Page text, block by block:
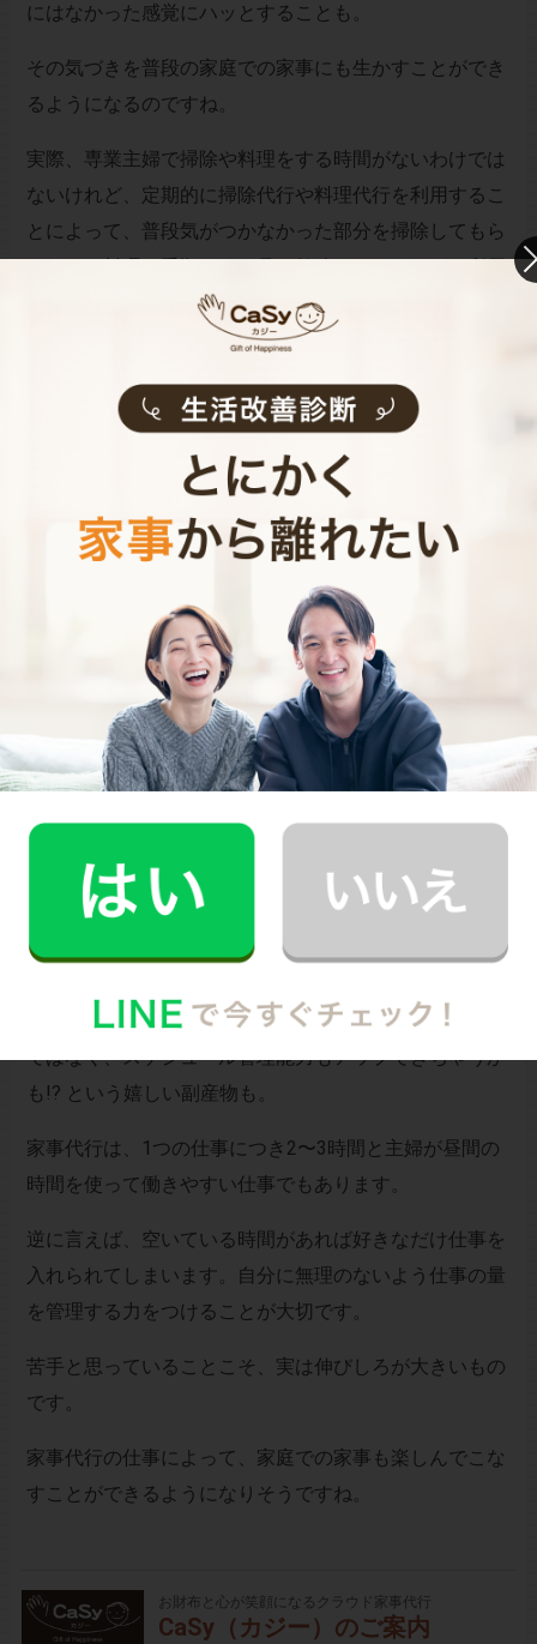
にはなかった感覚にハッとすることも。
その気づきを普段の家庭での家事にも生かすことができ
るようになるのですね。
実際、専業主婦で掃除や料理をする時間がないわけでは
ないけれど、定期的に掃除代行や料理代行を利用するこ
とによって、普段気がつかなかった部分を掃除してもら
ったり、料理の手順などを見て勉強したり、という利用
者も意外に多いのです。
家事代行の仕事に入る直前、利用者のお宅に伺ったらま
ずしなければならないのが、どの部分の汚れが気になっ
ているか、料理に関してはアレルギーはないかなどのヒ
アリングです。
どんな内容を聞いておくべきか、ということも研修で学
ぶことができますが、実際にやってみるとなかなか難し
かったりするのです。
家事代行の仕事を重ねていくことで、利用者とのコミュ
ニケーションもより円滑に進めていくことができます。
事代行完了後のトラブル回避にもなりますね。
スキルアップと同時にスケジュール管理能力も！
家事代行での仕事は、家事のスキルアップが望めるだけ
ではなく、スケジュール管理能力もアップできちゃうか
も!? という嬉しい副産物も。
家事代行は、1つの仕事につき2〜3時間と主婦が昼間の
時間を使って働きやすい仕事でもあります。
逆に言えば、空いている時間があれば好きなだけ仕事を
入れられてしまいます。自分に無理のないよう仕事の量
を管理する力をつけることが大切です。
苦手と思っていることこそ、実は伸びしろが大きいもの
です。
家事代行の仕事によって、家庭での家事も楽しんでこな
すことができるようになりそうですね。
お財布と心が笑顔になるクラウド家事代行
CaSy（カジー）のご案内